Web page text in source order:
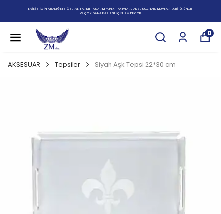
EVİNİZ İÇİN ARADIĞINIZ ÖZEL VE FARKLI TASARIM YEMEK TAKIMLARI, AKSESUARLAR, MUMLAR, DERİ ÜRÜNLER
VE ÇOK DAHA FAZLASI İÇİN ZM DECOR
0
AKSESUAR Tepsiler Siyah Aşk Tepsi 22*30 cm